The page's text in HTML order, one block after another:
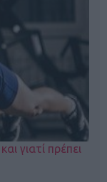
γιατί πρέπει